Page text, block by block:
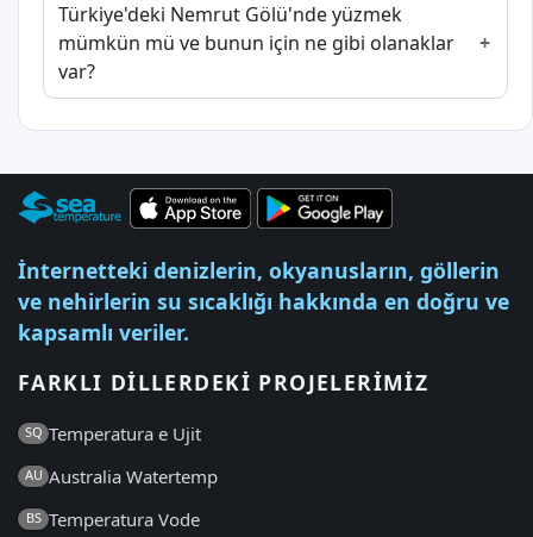
Türkiye'deki Nemrut Gölü'nde yüzmek
mümkün mü ve bunun için ne gibi olanaklar
var?
İnternetteki denizlerin, okyanusların, göllerin
ve nehirlerin su sıcaklığı hakkında en doğru ve
kapsamlı veriler.
FARKLI DILLERDEKI PROJELERIMIZ
SQ Temperatura e Ujit
AU Australia Watertemp
BS Temperatura Vode